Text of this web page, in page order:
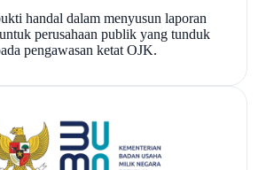
handal dalam menyusun laporan
perusahaan publik yang tunduk
pengawasan ketat OJK.